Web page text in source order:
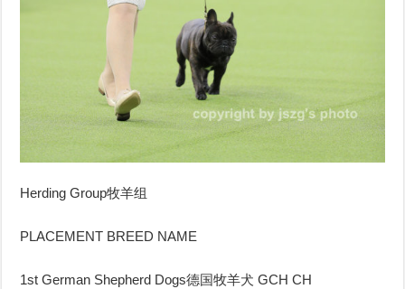
Herding Group牧羊组
PLACEMENT BREED NAME
1st German Shepherd Dogs德国牧羊犬 GCH CH